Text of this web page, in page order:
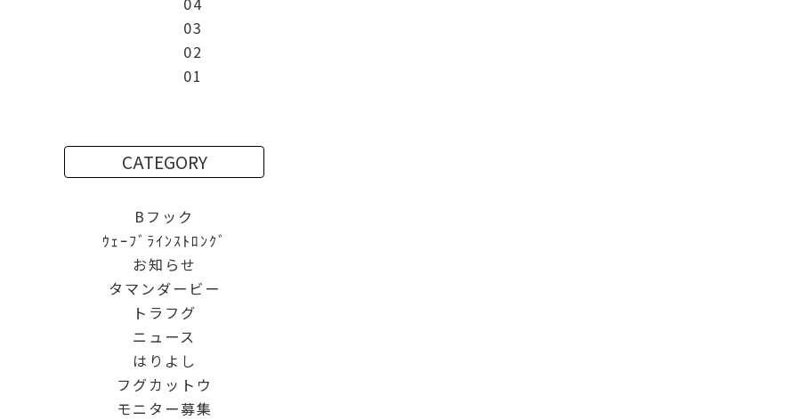
03
02
01
CATEGORY
Bフック
ｳｪｰﾌﾞﾗｲﾝｽﾄﾛﾝｸﾞ
お知らせ
タマンダービー
トラフグ
ニュース
はりよし
フグカットウ
モニター募集